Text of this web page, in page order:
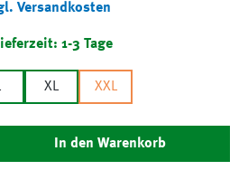
Versandkosten
1-3 Tage
XL XXL
Gib den gewünschten Wert
In den Warenkorb